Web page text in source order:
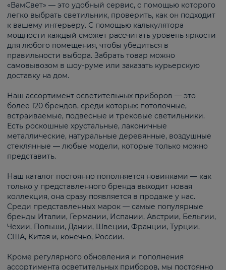
«ВамСвет» — это удобный сервис, с помощью которого
легко выбрать светильник, проверить, как он подходит
к вашему интерьеру. С помощью калькулятора
мощности каждый сможет рассчитать уровень яркости
для любого помещения, чтобы убедиться в
правильности выбора. Забрать товар можно
самовывозом в шоу-руме или заказать курьерскую
доставку на дом.
Наш ассортимент осветительных приборов — это
более 120 брендов, среди которых: потолочные,
встраиваемые, подвесные и трековые светильники.
Есть роскошные хрустальные, лаконичные
металлические, натуральные деревянные, воздушные
стеклянные — любые модели, которые только можно
представить.
Наш каталог постоянно пополняется новинками — как
только у представленного бренда выходит новая
коллекция, она сразу появляется в продаже у нас.
Среди представленных марок — самые популярные
бренды Италии, Германии, Испании, Австрии, Бельгии,
Чехии, Польши, Дании, Швеции, Франции, Турции,
США, Китая и, конечно, России.
Кроме регулярного обновления и пополнения
ассортимента осветительных приборов, мы постоянно